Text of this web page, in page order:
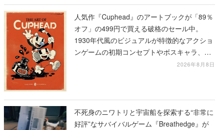
人気作『Cuphead』のアートブックが「89％
オフ」の499円で買える破格のセール中。
1930年代風のビジュアルが特徴的なアクショ
ンゲームの初期コンセプトやボスキャラ、ス
2026年8月8日
不死身のニワトリと宇宙船を探索する“非常に
好評”なサバイバルゲーム『Breathedge』が